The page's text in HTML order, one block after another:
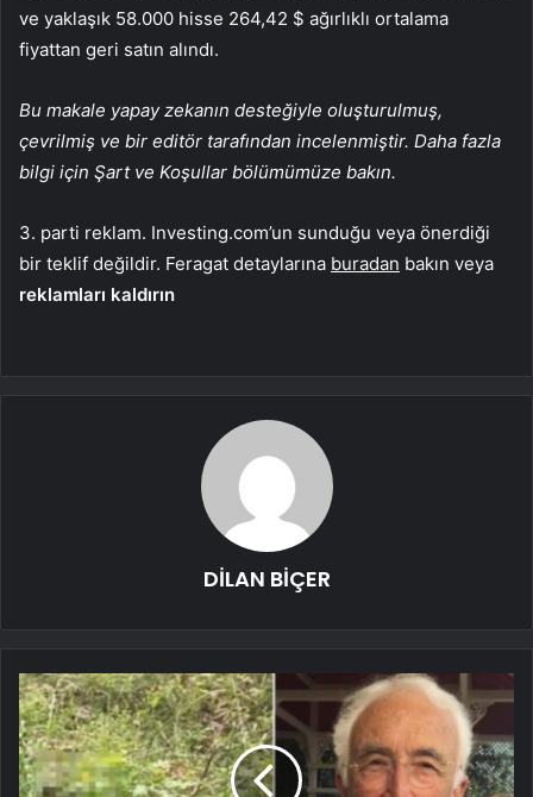
ve yaklaşık 58.000 hisse 264,42 $ ağırlıklı ortalama
fiyattan geri satın alındı.
Bu makale yapay zekanın desteğiyle oluşturulmuş,
çevrilmiş ve bir editör tarafından incelenmiştir. Daha fazla
bilgi için Şart ve Koşullar bölümümüze bakın.
3. parti reklam. Investing.com’un sunduğu veya önerdiği
bir teklif değildir. Feragat detaylarına buradan bakın veya
reklamları kaldırın
DİLAN BİÇER